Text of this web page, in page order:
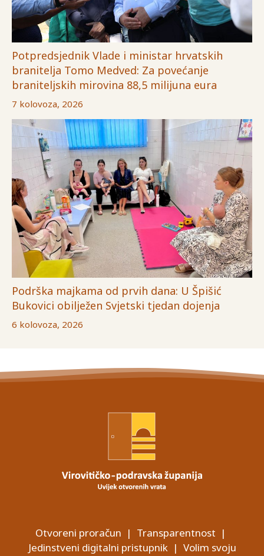
Potpredsjednik Vlade i ministar hrvatskih
branitelja Tomo Medved: Za povećanje
braniteljskih mirovina 88,5 milijuna eura
7 kolovoza, 2026
Podrška majkama od prvih dana: U Špišić
Bukovici obilježen Svjetski tjedan dojenja
6 kolovoza, 2026
Otvoreni proračun | Transparentnost |
Jedinstveni digitalni pristupnik| Volim svoju